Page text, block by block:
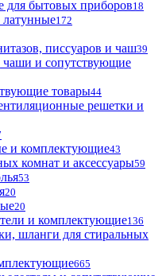
для бытовых приборов18
172
писсуаров и чаш39
чаши и сопутствующие
товары44
решетки и
и комплектующие43
комнат и аксессуары59
53
20
20
и комплектующие136
шланги для стиральных
665